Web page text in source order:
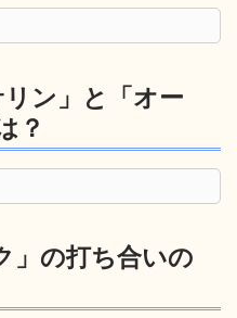
ン」と「オー
？
」の打ち合いの